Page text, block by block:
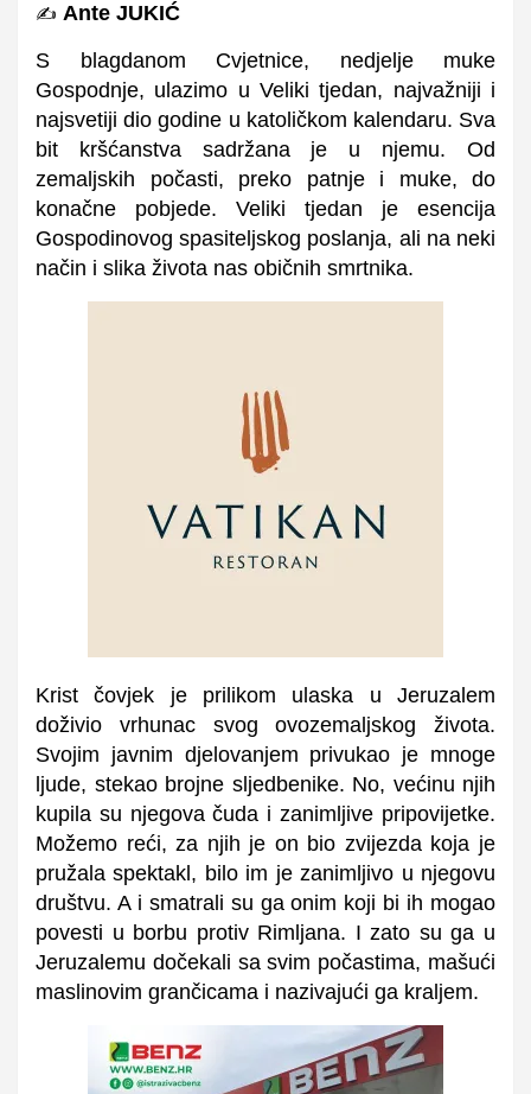
✍️ Ante JUKIĆ
S blagdanom Cvjetnice, nedjelje muke
Gospodnje, ulazimo u Veliki tjedan, najvažniji i
najsvetiji dio godine u katoličkom kalendaru. Sva
bit kršćanstva sadržana je u njemu. Od
zemaljskih počasti, preko patnje i muke, do
konačne pobjede. Veliki tjedan je esencija
Gospodinovog spasiteljskog poslanja, ali na neki
način i slika života nas običnih smrtnika.
Krist čovjek je prilikom ulaska u Jeruzalem
doživio vrhunac svog ovozemaljskog života.
Svojim javnim djelovanjem privukao je mnoge
ljude, stekao brojne sljedbenike. No, većinu njih
kupila su njegova čuda i zanimljive pripovijetke.
Možemo reći, za njih je on bio zvijezda koja je
pružala spektakl, bilo im je zanimljivo u njegovu
društvu. A i smatrali su ga onim koji bi ih mogao
povesti u borbu protiv Rimljana. I zato su ga u
Jeruzalemu dočekali sa svim počastima, mašući
maslinovim grančicama i nazivajući ga kraljem.